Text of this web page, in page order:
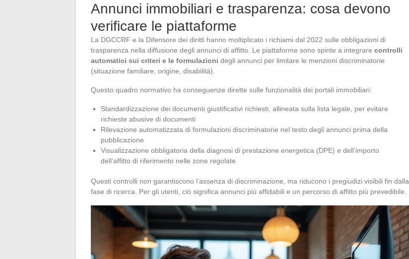
Annunci immobiliari e trasparenza: cosa devono
verificare le piattaforme
La DGCCRF e la Difensore dei diritti hanno moltiplicato i richiami dal 2022 sulle obbligazioni di
trasparenza nella diffusione degli annunci di affitto. Le piattaforme sono spinte a integrare controlli
automatici sui criteri e le formulazioni degli annunci per limitare le menzioni discriminatorie
(situazione familiare, origine, disabilità).
Questo quadro normativo ha conseguenze dirette sulle funzionalità dei portali immobiliari:
Standardizzazione dei documenti giustificativi richiesti, allineata sulla lista legale, per evitare
richieste abusive di documenti
Rilevazione automatizzata di formulazioni discriminatorie nel testo degli annunci prima della
pubblicazione
Visualizzazione obbligatoria della diagnosi di prestazione energetica (DPE) e dell’importo
dell’affitto di riferimento nelle zone regolate
Questi controlli non garantiscono l’assenza di discriminazione, ma riducono i pregiudizi visibili fin dalla
fase di ricerca. Per gli utenti, ciò significa annunci più affidabili e un percorso di affitto più prevedibile.